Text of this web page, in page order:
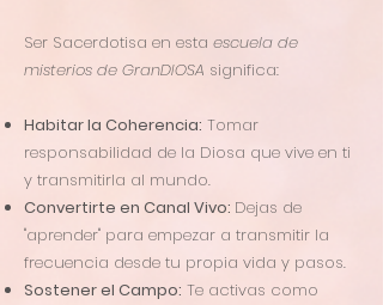
Ser Sacerdotisa en esta escuela de
misterios de GranDIOSA significa:
Habitar la Coherencia: Tomar
responsabilidad de la Diosa que vive en ti
y transmitirla al mundo.
Convertirte en Canal Vivo: Dejas de
"aprender" para empezar a transmitir la
frecuencia desde tu propia vida y pasos.
Sostener el Campo: Te activas como